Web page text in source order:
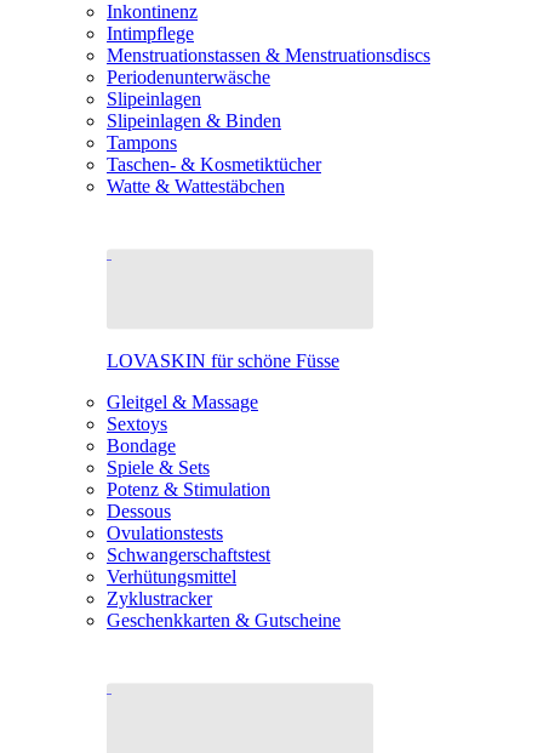
Inkontinenz
Intimpflege
Menstruationstassen & Menstruationsdiscs
Periodenunterwäsche
Slipeinlagen
Slipeinlagen & Binden
Tampons
Taschen- & Kosmetiktücher
Watte & Wattestäbchen
LOVASKIN für schöne Füsse
Gleitgel & Massage
Sextoys
Bondage
Spiele & Sets
Potenz & Stimulation
Dessous
Ovulationstests
Schwangerschaftstest
Verhütungsmittel
Zyklustracker
Geschenkkarten & Gutscheine